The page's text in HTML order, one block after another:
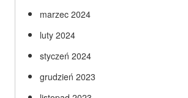
marzec 2024
luty 2024
styczeń 2024
grudzień 2023